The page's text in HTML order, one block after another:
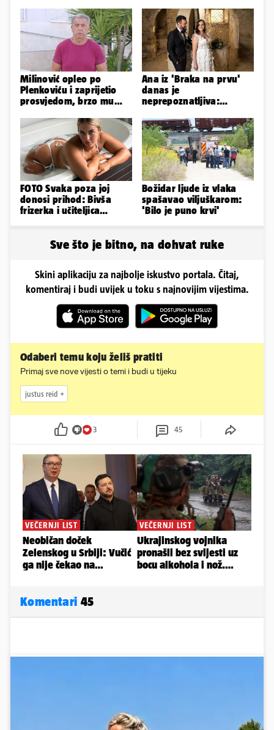
Milinović opleo po
Plenkoviću i zaprijetio
prosvjedom, brzo mu
Gospića
Ana iz 'Braka na prvu'
danas je
neprepoznatljiva:
ovako sad izgleda
FOTO Svaka poza joj
donosi prihod: Bivša
frizerka i učiteljica
Božidar ljude iz vlaka
spašavao viljuškarom:
'Bilo je puno krvi'
Sve što je bitno, na dohvat ruke
Skini aplikaciju za najbolje iskustvo portala. Čitaj,
komentiraj i budi uvijek u toku s najnovijim vijestima.
Odaberi temu koju želiš pratiti
Primaj sve nove vijesti o temi i budi u tijeku
justus reid
3 45
Komentari 45